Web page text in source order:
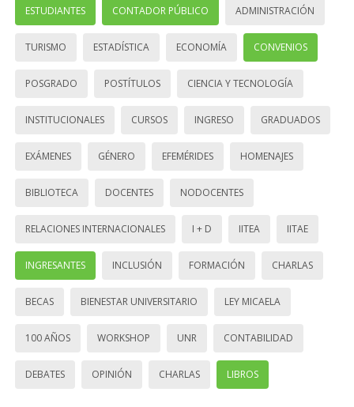
ESTUDIANTES CONTADOR PÚBLICO ADMINISTRACIÓN
TURISMO ESTADÍSTICA ECONOMÍA CONVENIOS
POSGRADO POSTÍTULOS CIENCIA Y TECNOLOGÍA
INSTITUCIONALES CURSOS INGRESO GRADUADOS
EXÁMENES GÉNERO EFEMÉRIDES HOMENAJES
BIBLIOTECA DOCENTES NODOCENTES
RELACIONES INTERNACIONALES I + D IITEA IITAE
INGRESANTES INCLUSIÓN FORMACIÓN CHARLAS
BECAS BIENESTAR UNIVERSITARIO LEY MICAELA
100 AÑOS WORKSHOP UNR CONTABILIDAD
DEBATES OPINIÓN CHARLAS LIBROS